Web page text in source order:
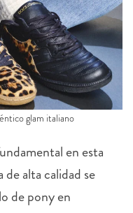
glam italiano
alta calidad se
de pony en
textura,